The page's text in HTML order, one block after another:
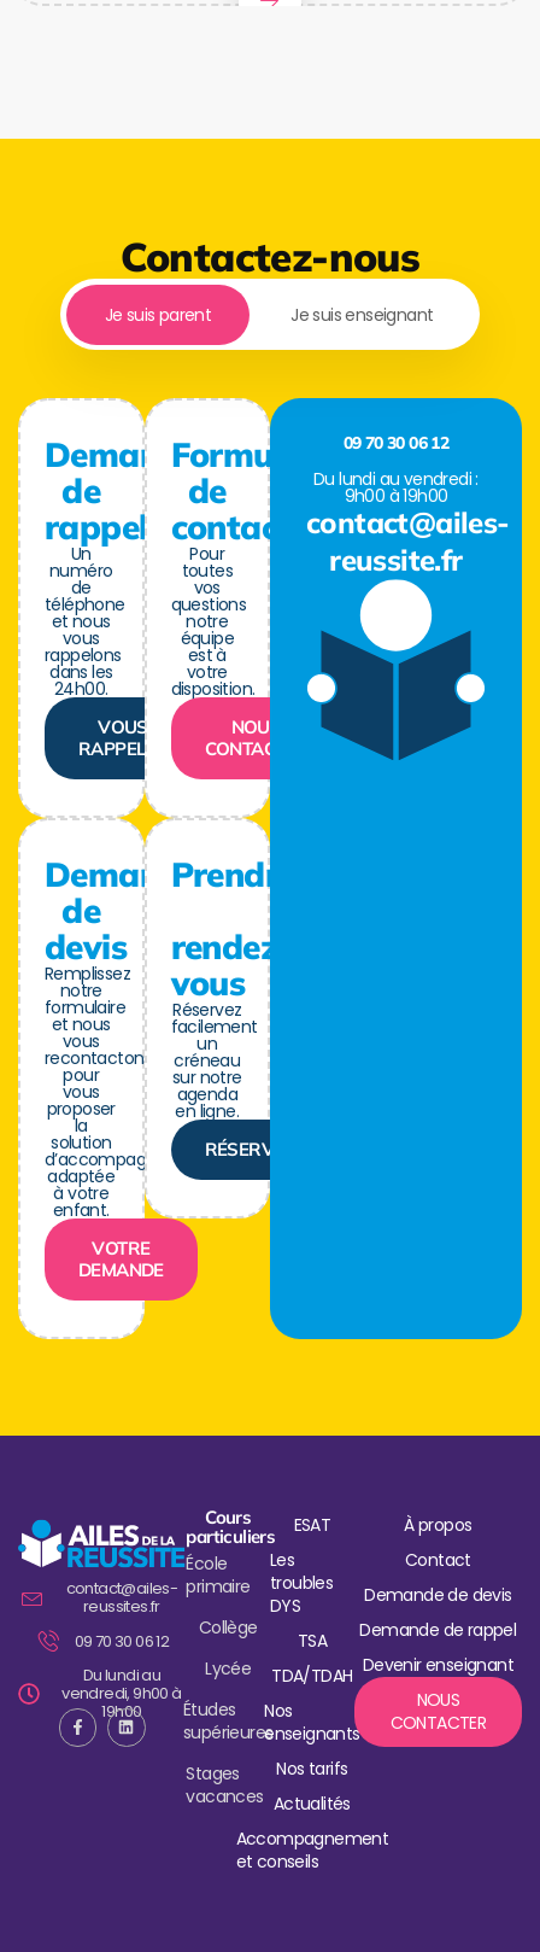
Contactez-nous
Je suis parent Je suis enseignant
Demande
de
rappel
Un
numéro
de
téléphone
et nous
vous
rappelons
dans les
24h00.
VOUS
RAPPELER
Demande
de
devis
Remplissez
notre
formulaire
et nous
vous
recontactons
pour
vous
proposer
la
solution
d’accompagnement
adaptée
à votre
enfant.
VOTRE
DEMANDE
Formulaire
de
contact
Pour
toutes
vos
questions
notre
équipe
est à
votre
disposition.
NOUS
CONTACTER
Prendre
rendez-
vous
Réservez
facilement
un
créneau
sur notre
agenda
en ligne.
RÉSERVER
09 70 30 06 12
Du lundi au vendredi :
9h00 à 19h00
contact@ailes-
reussite.fr
contact@ailes-
reussites.fr
09 70 30 06 12
Du lundi au
vendredi, 9h00 à
19h00
Cours
particuliers
École
primaire
Collège
Lycée
Études
supérieures
Stages
vacances
ESAT
Les
troubles
DYS
TSA
TDA/TDAH
Nos
enseignants
Nos tarifs
Actualités
Accompagnement
et conseils
À propos
Contact
Demande de devis
Demande de rappel
Devenir enseignant
NOUS
CONTACTER